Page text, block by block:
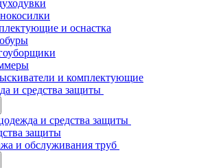
и оснастка
и комплектующие
и средства защиты
и средства защиты
защиты
и обслуживания труб